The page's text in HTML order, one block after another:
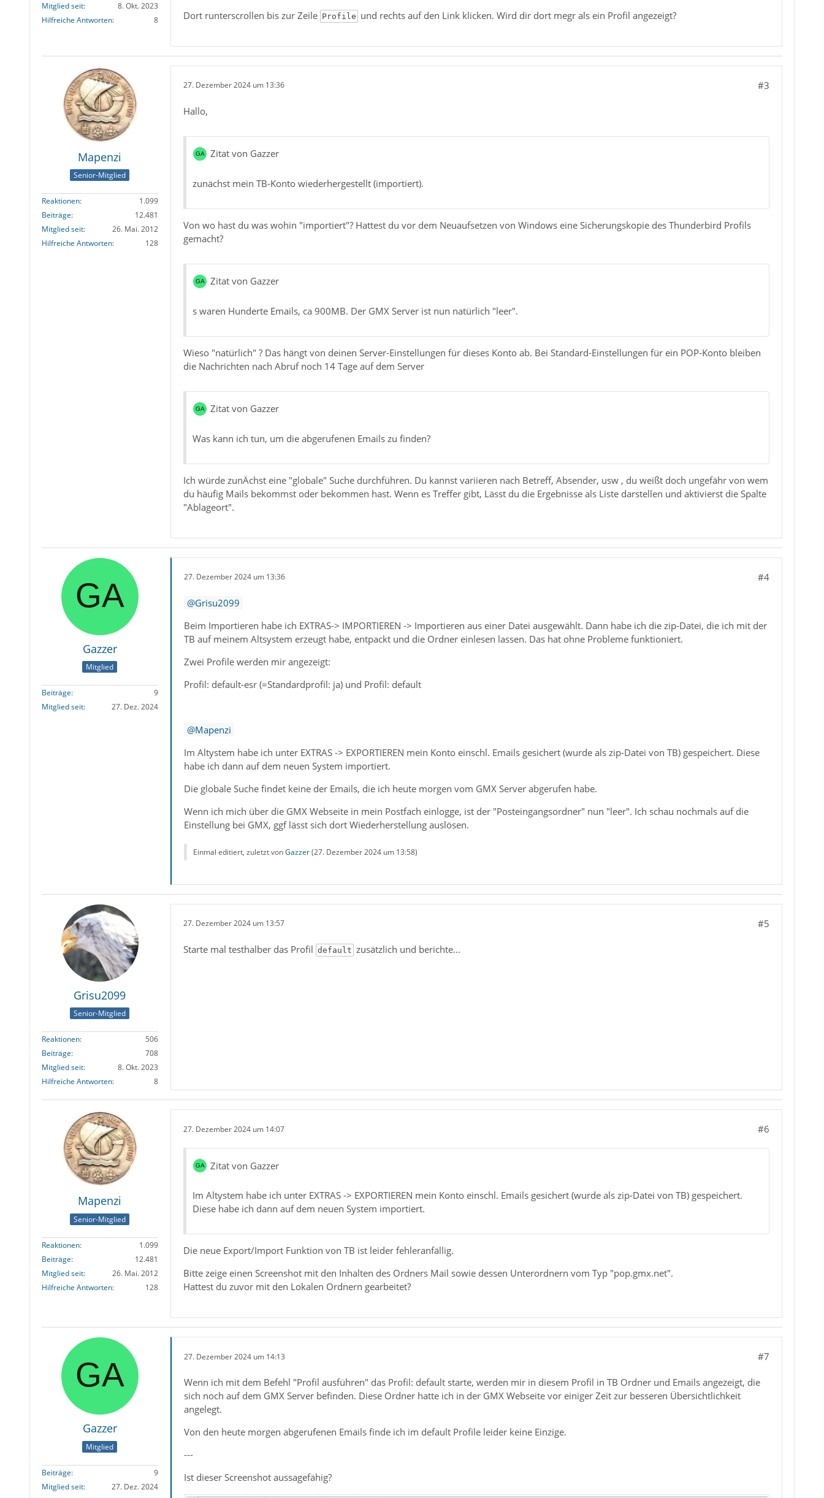
Mitglied seit
8. Okt. 2023
Hilfreiche Antworten
8
Dort runterscrollen bis zur Zeile Profile und rechts auf den Link klicken. Wird dir dort megr als ein Profil angezeigt?
Mapenzi
Senior-Mitglied
Reaktionen
1.099
Beiträge
12.481
Mitglied seit
26. Mai. 2012
Hilfreiche Antworten
128
27. Dezember 2024 um 13:36 #3
Hallo,
Zitat von Gazzer
zunächst mein TB-Konto wiederhergestellt (importiert).
Von wo hast du was wohin "importiert"? Hattest du vor dem Neuaufsetzen von Windows eine Sicherungskopie des Thunderbird Profils
gemacht?
Zitat von Gazzer
s waren Hunderte Emails, ca 900MB. Der GMX Server ist nun natürlich "leer".
Wieso "natürlich" ? Das hängt von deinen Server-Einstellungen für dieses Konto ab. Bei Standard-Einstellungen für ein POP-Konto bleiben
die Nachrichten nach Abruf noch 14 Tage auf dem Server
Zitat von Gazzer
Was kann ich tun, um die abgerufenen Emails zu finden?
Ich würde zunÄchst eine "globale" Suche durchführen. Du kannst variieren nach Betreff, Absender, usw , du weißt doch ungefähr von wem
du häufig Mails bekommst oder bekommen hast. Wenn es Treffer gibt, Lässt du die Ergebnisse als Liste darstellen und aktivierst die Spalte
"Ablageort".
Gazzer
Mitglied
Beiträge
9
Mitglied seit
27. Dez. 2024
27. Dezember 2024 um 13:36 #4
Grisu2099
Beim Importieren habe ich EXTRAS-> IMPORTIEREN -> Importieren aus einer Datei ausgewählt. Dann habe ich die zip-Datei, die ich mit der
TB auf meinem Altsystem erzeugt habe, entpackt und die Ordner einlesen lassen. Das hat ohne Probleme funktioniert.
Zwei Profile werden mir angezeigt:
Profil: default-esr (=Standardprofil: ja) und Profil: default
Mapenzi
Im Altystem habe ich unter EXTRAS -> EXPORTIEREN mein Konto einschl. Emails gesichert (wurde als zip-Datei von TB) gespeichert. Diese
habe ich dann auf dem neuen System importiert.
Die globale Suche findet keine der Emails, die ich heute morgen vom GMX Server abgerufen habe.
Wenn ich mich über die GMX Webseite in mein Postfach einlogge, ist der "Posteingangsordner" nun "leer". Ich schau nochmals auf die
Einstellung bei GMX, ggf lässt sich dort Wiederherstellung auslösen.
Einmal editiert, zuletzt vonGazzer(27. Dezember 2024 um 13:58)
Grisu2099
Senior-Mitglied
Reaktionen
506
Beiträge
708
Mitglied seit
8. Okt. 2023
Hilfreiche Antworten
8
27. Dezember 2024 um 13:57 #5
Starte mal testhalber das Profil default zusätzlich und berichte...
Mapenzi
Senior-Mitglied
Reaktionen
1.099
Beiträge
12.481
Mitglied seit
26. Mai. 2012
Hilfreiche Antworten
128
27. Dezember 2024 um 14:07 #6
Zitat von Gazzer
Im Altystem habe ich unter EXTRAS -> EXPORTIEREN mein Konto einschl. Emails gesichert (wurde als zip-Datei von TB) gespeichert.
Diese habe ich dann auf dem neuen System importiert.
Die neue Export/Import Funktion von TB ist leider fehleranfällig.
Bitte zeige einen Screenshot mit den Inhalten des Ordners Mail sowie dessen Unterordnern vom Typ "pop.gmx.net".
Hattest du zuvor mit den Lokalen Ordnern gearbeitet?
Gazzer
Mitglied
Beiträge
9
Mitglied seit
27. Dez. 2024
27. Dezember 2024 um 14:13 #7
Wenn ich mit dem Befehl "Profil ausführen" das Profil: default starte, werden mir in diesem Profil in TB Ordner und Emails angezeigt, die
sich noch auf dem GMX Server befinden. Diese Ordner hatte ich in der GMX Webseite vor einiger Zeit zur besseren Übersichtlichkeit
angelegt.
Von den heute morgen abgerufenen Emails finde ich im default Profile leider keine Einzige.
---
Ist dieser Screenshot aussagefähig?